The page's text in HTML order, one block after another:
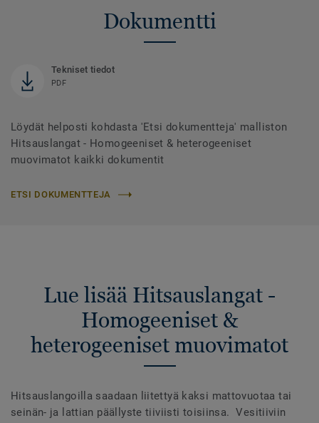
Dokumentti
Tekniset tiedot
PDF
Löydät helposti kohdasta 'Etsi dokumentteja' malliston
Hitsauslangat - Homogeeniset & heterogeeniset
muovimatot kaikki dokumentit
ETSI DOKUMENTTEJA
Lue lisää Hitsauslangat -
Homogeeniset &
heterogeeniset muovimatot
Hitsauslangoilla saadaan liitettyä kaksi mattovuotaa tai
seinän- ja lattian päällyste tiiviisti toisiinsa. Vesitiiviin